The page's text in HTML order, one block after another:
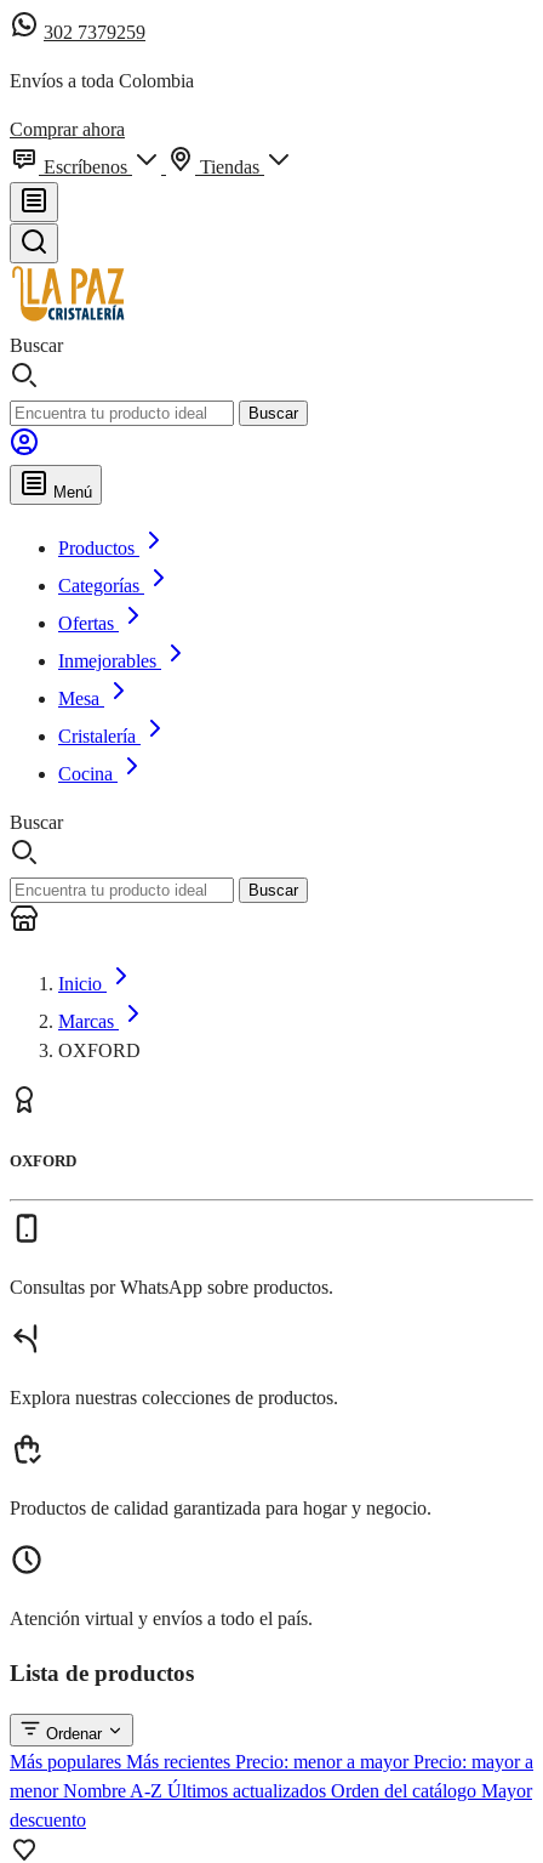
302 7379259
Envíos a toda Colombia
Comprar ahora
Escríbenos
Tiendas
Buscar
Buscar
Menú
Productos
Categorías
Ofertas
Inmejorables
Mesa
Cristalería
Cocina
Buscar
Buscar
Inicio
Marcas
OXFORD
OXFORD
Consultas por WhatsApp sobre productos.
Explora nuestras colecciones de productos.
Productos de calidad garantizada para hogar y negocio.
Atención virtual y envíos a todo el país.
Lista de productos
Ordenar
Más populares Más recientes Precio: menor a mayorPrecio: mayor a
menorNombre A-Z Últimos actualizados Orden del catálogo Mayor
descuento